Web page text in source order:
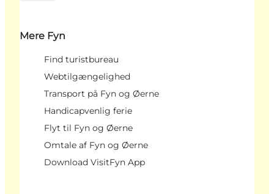
Mere Fyn
Find turistbureau
Webtilgængelighed
Transport på Fyn og Øerne
Handicapvenlig ferie
Flyt til Fyn og Øerne
Omtale af Fyn og Øerne
Download VisitFyn App